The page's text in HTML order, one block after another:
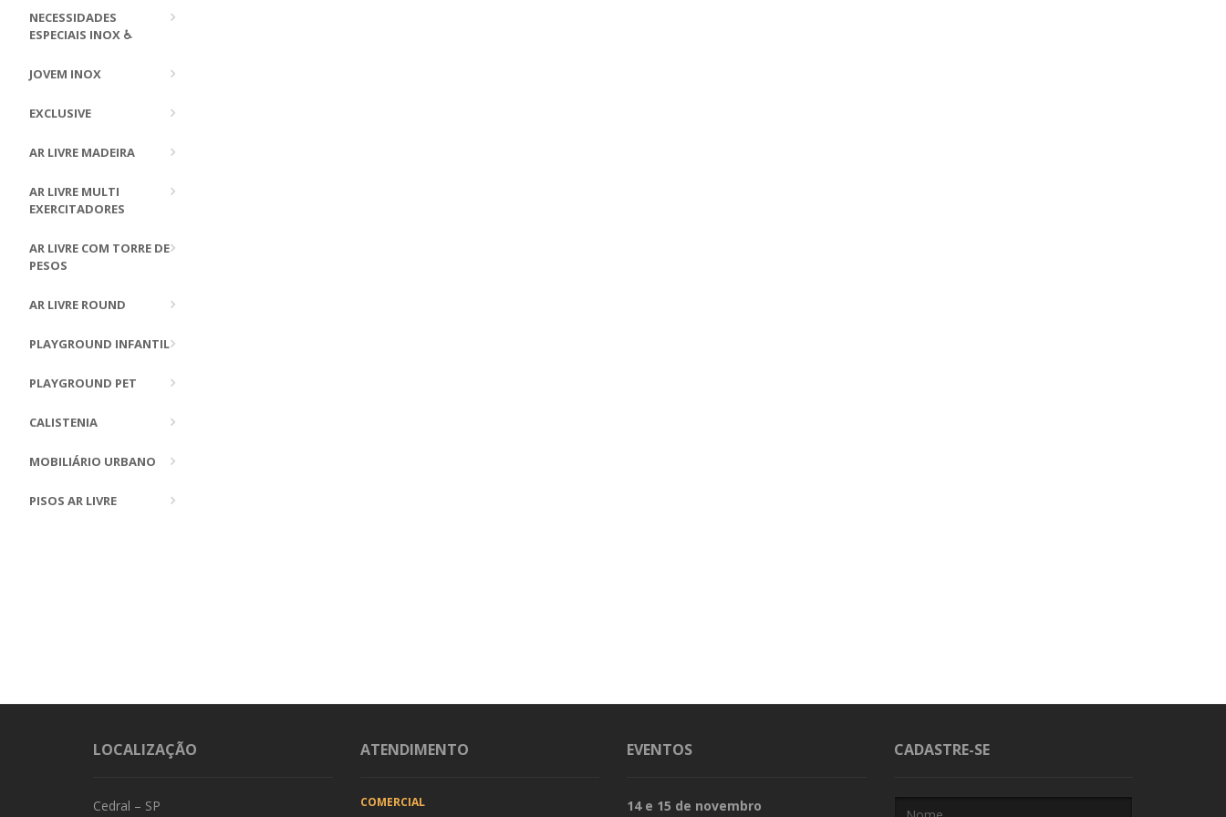
NECESSIDADES
ESPECIAIS INOX ♿
JOVEM INOX
EXCLUSIVE
AR LIVRE MADEIRA
AR LIVRE MULTI
EXERCITADORES
AR LIVRE COM TORRE DE
PESOS
AR LIVRE ROUND
PLAYGROUND INFANTIL
PLAYGROUND PET
CALISTENIA
MOBILIÁRIO URBANO
PISOS AR LIVRE
LOCALIZAÇÃO
Cedral – SP
ATENDIMENTO
COMERCIAL
EVENTOS
14 e 15 de novembro
CADASTRE-SE